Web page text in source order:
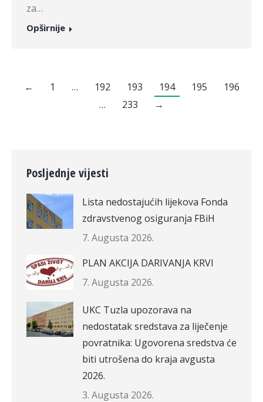
za…
Opširnije
← 1 … 192 193 194 195
196
…
233 →
Posljednje vijesti
Lista nedostajućih lijekova Fonda
zdravstvenog osiguranja FBiH
7. Augusta 2026.
PLAN AKCIJA DARIVANJA KRVI
7. Augusta 2026.
UKC Tuzla upozorava na
nedostatak sredstava za liječenje
povratnika: Ugovorena sredstva će
biti utrošena do kraja avgusta
2026.
3. Augusta 2026.